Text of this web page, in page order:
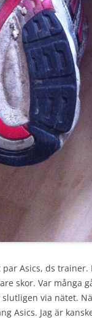
Asics, ds
skor. Var många
via nätet.
Asics. Jag är